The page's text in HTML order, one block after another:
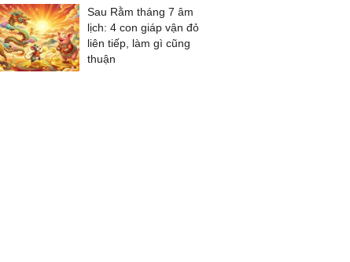
Sau Rằm tháng 7 âm
lịch: 4 con giáp vận đỏ
liên tiếp, làm gì cũng
thuận